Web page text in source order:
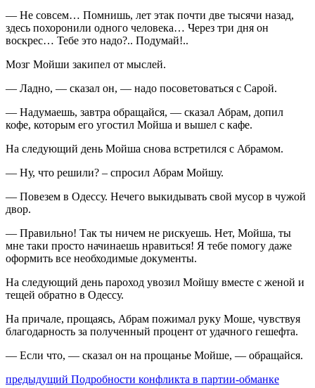
— Не совсем… Помнишь, лет этак почти две тысячи назад,
здесь похоронили одного человека… Через три дня он
воскрес… Тебе это надо?.. Подумай!..
Мозг Мойши закипел от мыслей.
— Ладно, — сказал он, — надо посоветоваться с Сарой.
— Надумаешь, завтра обращайся, — сказал Абрам, допил
кофе, которым его угостил Мойша и вышел с кафе.
На следующий день Мойша снова встретился с Абрамом.
— Ну, что решили? – спросил Абрам Мойшу.
— Повезем в Одессу. Нечего выкидывать свой мусор в чужой
двор.
— Правильно! Так ты ничем не рискуешь. Нет, Мойша, ты
мне таки просто начинаешь нравиться! Я тебе помогу даже
оформить все необходимые документы.
На следующий день пароход увозил Мойшу вместе с женой и
тещей обратно в Одессу.
На причале, прощаясь, Абрам пожимал руку Моше, чувствуя
благодарность за полученный процент от удачного гешефта.
— Если что, — сказал он на прощанье Мойше, — обращайся.
Навигация
предыдущий Предыдущий
Подробности конфликта в партии-обманке